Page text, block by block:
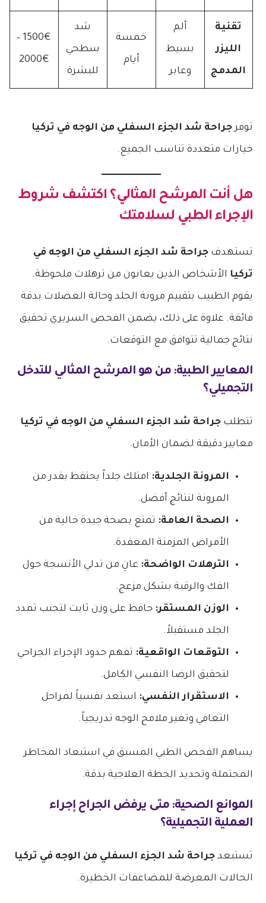
تقنية
الليزر
المدمج
ألم
بسيط
وعابر
خمسة
أيام
شد
سطحي
للبشرة
1500€ –
2000€
توفرجراحة شد الجزء السفلي من الوجه في تركيا
خيارات متعددة تناسب الجميع.
هل أنت المرشح المثالي؟ اكتشف شروط
الإجراء الطبي لسلامتك
تستهدفجراحة شد الجزء السفلي من الوجه في
تركيا الأشخاص الذين يعانون من ترهلات ملحوظة.
يقوم الطبيب بتقييم مرونة الجلد وحالة العضلات بدقة
فائقة. علاوة على ذلك، يضمن الفحص السريري تحقيق
نتائج جمالية تتوافق مع التوقعات.
المعايير الطبية: من هو المرشح المثالي للتدخل
التجميلي؟
تتطلبجراحة شد الجزء السفلي من الوجه في تركيا
معايير دقيقة لضمان الأمان.
المرونة الجلدية: امتلك جلداً يحتفظ بقدر من
المرونة لنتائج أفضل.
الصحة العامة: تمتع بصحة جيدة خالية من
الأمراض المزمنة المعقدة.
الترهلات الواضحة: عانِ من تدلي الأنسجة حول
الفك والرقبة بشكل مزعج.
الوزن المستقر: حافظ على وزن ثابت لتجنب تمدد
الجلد مستقبلاً.
التوقعات الواقعية: تفهم حدود الإجراء الجراحي
لتحقيق الرضا النفسي الكامل.
الاستقرار النفسي: استعد نفسياً لمراحل
التعافي وتغير ملامح الوجه تدريجياً.
يساهم الفحص الطبي المسبق في استبعاد المخاطر
المحتملة وتحديد الخطة العلاجية بدقة.
الموانع الصحية: متى يرفض الجراح إجراء
العملية التجميلية؟
تستبعدجراحة شد الجزء السفلي من الوجه في تركيا
الحالات المعرضة للمضاعفات الخطيرة.